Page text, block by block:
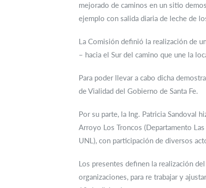
mejorado de caminos en un sitio
ejemplo con salida diaria de leche de
La Comisión definió la realización de
– hacia el Sur del camino que une la
Para poder llevar a cabo dicha
de Vialidad del Gobierno de Santa Fe.
Por su parte, la Ing. Patricia Sandoval
Arroyo Los Troncos (Departamento
UNL), con participación de diversos
Los presentes definen la realización
organizaciones, para re trabajar y